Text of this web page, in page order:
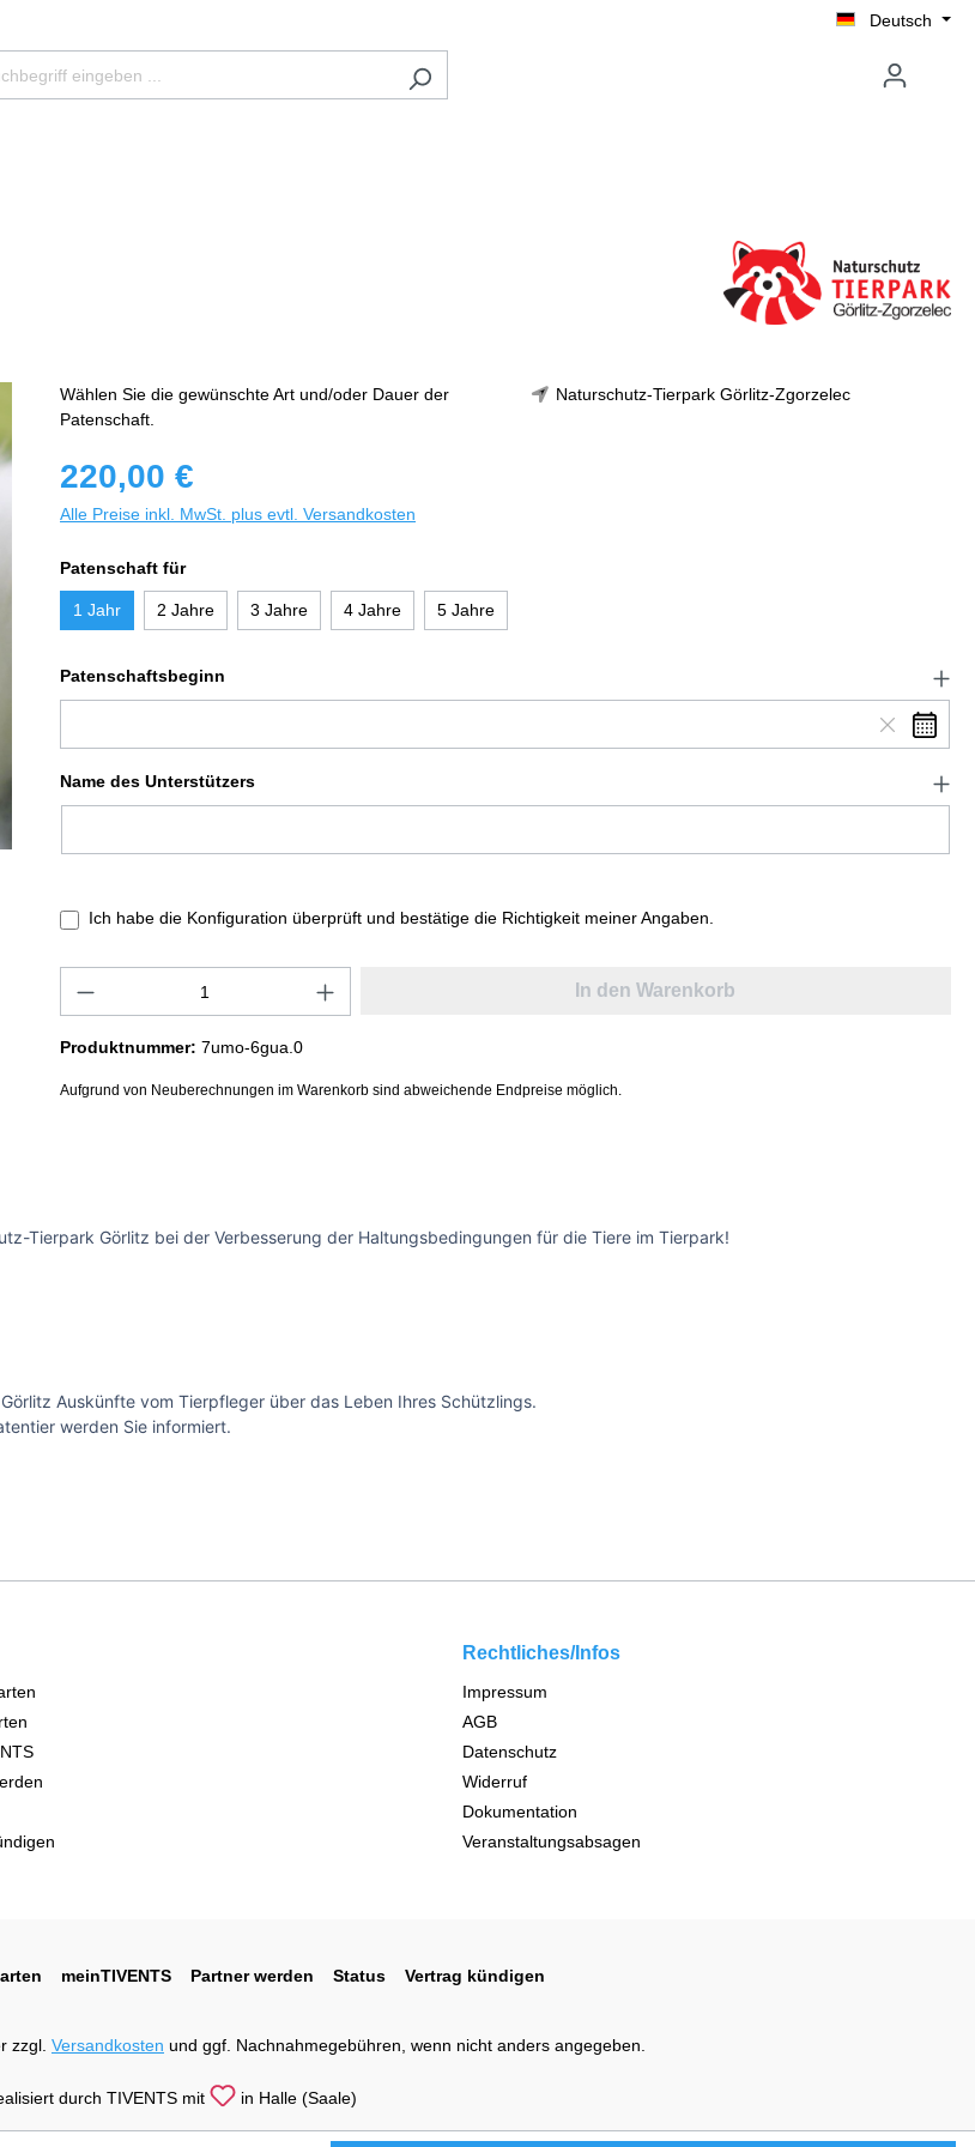
Deutsch
Wählen Sie die gewünschte Art und/oder Dauer der
Patenschaft.
Naturschutz-Tierpark Görlitz-Zgorzelec
220,00 €
Alle Preise inkl. MwSt. plus evtl. Versandkosten
Patenschaft für
1 Jahr 2 Jahre 3 Jahre 4 Jahre 5 Jahre
Patenschaftsbeginn
Name des Unterstützers
Ich habe die Konfiguration überprüft und bestätige die Richtigkeit meiner Angaben.
In den Warenkorb
Produktnummer: 7umo-6gua.0
Aufgrund von Neuberechnungen im Warenkorb sind abweichende Endpreise möglich.
Tierpark Görlitz bei der Verbesserung der Haltungsbedingungen für die Tiere im Tierpark!
Auskünfte vom Tierpfleger über das Leben Ihres Schützlings.
werden Sie informiert.
Rechtliches/Infos
Impressum
AGB
Datenschutz
Widerruf
Dokumentation
Veranstaltungsabsagen
meinTIVENTS Partner werden Status Vertrag kündigen
zzgl. Versandkosten und ggf. Nachnahmegebühren, wenn nicht anders angegeben.
durch TIVENTS mit in Halle (Saale)